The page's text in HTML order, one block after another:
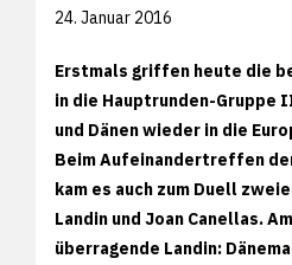
24. Januar 2016
Erstmals griffen heute die
in die Hauptrunden-Gruppe
und Dänen wieder in die
Beim Aufeinandertreffen
kam es auch zum Duell
Landin und Joan Canellas.
überragende Landin: